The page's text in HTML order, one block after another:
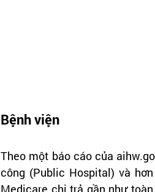
Bệnh viện
Theo một báo cáo của
công (Public Hospital) và
Medicare chi trả gần như